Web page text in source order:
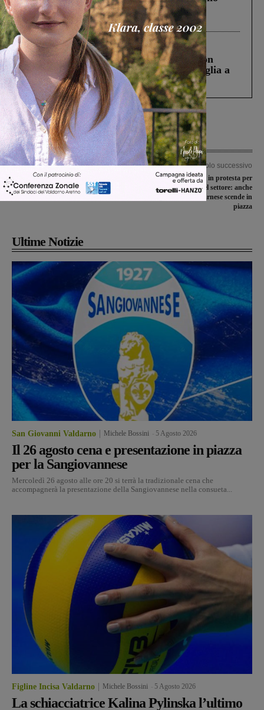
Gianni, Giulia e Franco. Lo schianto, il
processo, lo stop ai sorpassi fra tir....
Cronaca 3 Agosto 2026
Scomparso da una struttura di Castiglion
Fiorentino l’uomo che aveva ucciso la figlia a
Levane nel 2020
Articolo precedente
Covid-19, il bollettino di Pasqua rileva
100 nuovi casi di contagio in Valdarno
Articolo successivo
Cia Agricoltori Italiani in protesta per
le difficoltà del settore: anche
l’agricoltura valdarnese scende in
piazza
Ultime Notizie
San Giovanni Valdarno Michele Bossini 5 Agosto 2026
Il 26 agosto cena e presentazione in piazza
per la Sangiovannese
Mercoledì 26 agosto alle ore 20 si terrà la tradizionale cena che
accompagnerà la presentazione della Sangiovannese nella consueta...
Figline Incisa Valdarno Michele Bossini 5 Agosto 2026
La schiacciatrice Kalina Pylinska l’ultimo